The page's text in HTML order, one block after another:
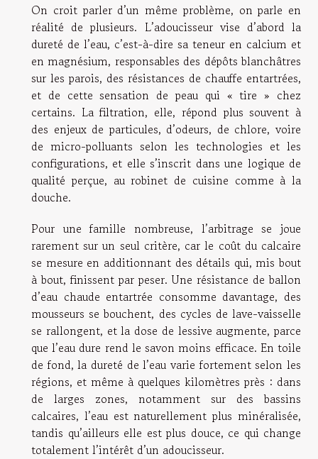
On croit parler d’un même problème, on parle en
réalité de plusieurs. L’adoucisseur vise d’abord la
dureté de l’eau, c’est-à-dire sa teneur en calcium et
en magnésium, responsables des dépôts blanchâtres
sur les parois, des résistances de chauffe entartrées,
et de cette sensation de peau qui « tire » chez
certains. La filtration, elle, répond plus souvent à
des enjeux de particules, d’odeurs, de chlore, voire
de micro-polluants selon les technologies et les
configurations, et elle s’inscrit dans une logique de
qualité perçue, au robinet de cuisine comme à la
douche.
Pour une famille nombreuse, l’arbitrage se joue
rarement sur un seul critère, car le coût du calcaire
se mesure en additionnant des détails qui, mis bout
à bout, finissent par peser. Une résistance de ballon
d’eau chaude entartrée consomme davantage, des
mousseurs se bouchent, des cycles de lave-vaisselle
se rallongent, et la dose de lessive augmente, parce
que l’eau dure rend le savon moins efficace. En toile
de fond, la dureté de l’eau varie fortement selon les
régions, et même à quelques kilomètres près : dans
de larges zones, notamment sur des bassins
calcaires, l’eau est naturellement plus minéralisée,
tandis qu’ailleurs elle est plus douce, ce qui change
totalement l’intérêt d’un adoucisseur.